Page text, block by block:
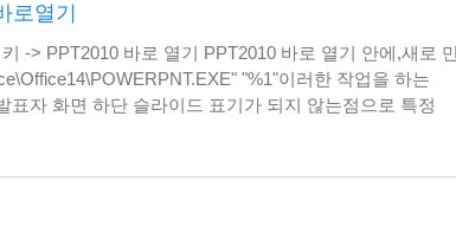
열기
-> PPT2010 바로 열기 PPT2010 바로 열기 안에,새로
"%1"이러한 작업을 하는
자 화면 하단 슬라이드 표기가 되지 않는점으로 특정